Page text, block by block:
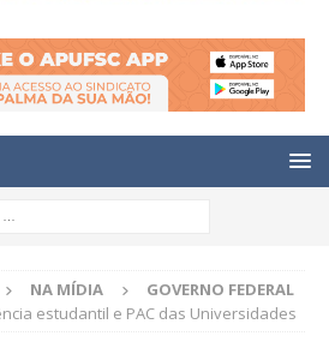
NA MÍDIA
GOVERNO FEDERAL
estudantil e PAC das Universidades